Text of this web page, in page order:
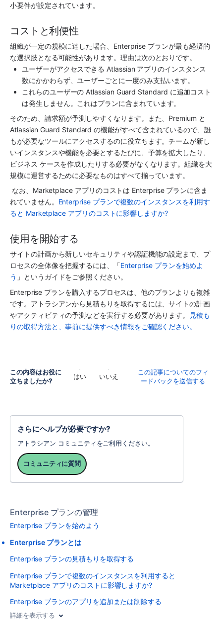
小要件が設定されています。
コストと利便性
組織が一定の規模に達した場合、Enterprise プランが最も経済的
な選択肢となる可能性があります。理由は次のとおりです。
ユーザーがアクセスできる Atlassian アプリのインスタンス
数にかかわらず、ユーザーごとに一度のみ支払います。
これらのユーザーの Atlassian Guard Standard に追加コスト
は発生しません。これはプランに含まれています。
Atlassian Guard Standard の機能がすべて含まれているので、誰
もが必要なツールにアクセスするのに役立ちます。チームが新し
いインスタンスや機能を必要とするたびに、予算を拡大したり、
ビジネス ケースを作成したりする必要がなくなります。組織を大
規模に運営するために必要なものはすべて揃っています。
なお、 Marketplace アプリのコストは Enterprise プランに含ま
れていません。 Enterprise プランで複数のインスタンスを利用す
ると Marketplace アプリのコストに影響しますか?
使用を開始する
サイトの計画から新しいセキュリティや認証機能の設定まで、プ
ロセスの全体像を把握するには、「Enterprise プランを始めよ
う 」というガイドをご参照ください。
Enterprise プランを購入するプロセスは、他のプランよりも複雑
です。アトラシアンから見積もりを取得するには、サイトの計画
やアクティビティの予測などを実行する必要があります。
見積も
りの取得方法と、事前に提供すべき情報をご確認ください。
この内容はお役に
立ちましたか?
はい いいえ
この記事についてのフィ
ードバックを送信する
さらにヘルプが必要ですか?
アトラシアン コミュニティをご利用ください。
コミュニティに質問
Enterprise プランの管理
Enterprise プランを始めよう
Enterprise プランとは
Enterprise プランの見積もりを取得する
Enterprise プランで複数のインスタンスを利用すると
Marketplace アプリのコストに影響しますか?
Enterprise プランのアプリを追加または削除する
詳細を表示する